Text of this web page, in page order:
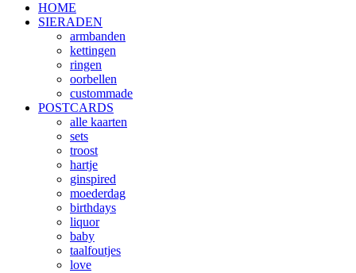
HOME
SIERADEN
armbanden
kettingen
ringen
oorbellen
custommade
POSTCARDS
alle kaarten
sets
troost
hartje
ginspired
moederdag
birthdays
liquor
baby
taalfoutjes
love